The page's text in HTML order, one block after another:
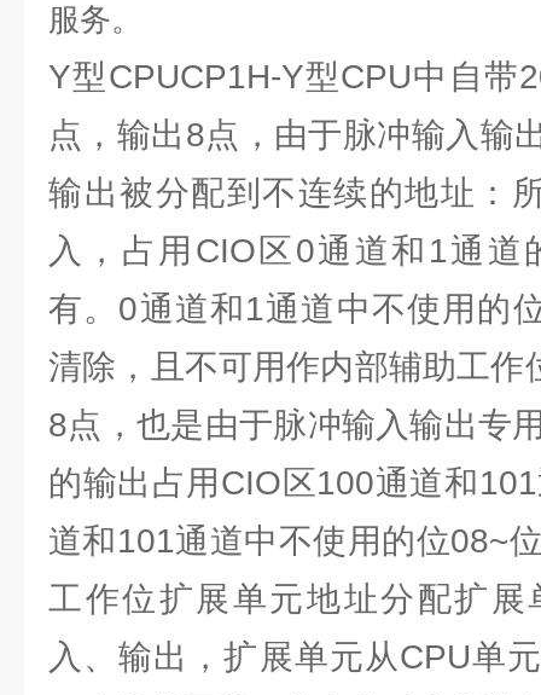
服务。
Y型CPUCP1H-Y型CPU中自带
点，输出8点，由于脉冲输入输
输出被分配到不连续的地址：
入，占用CIO区0通道和1通道
有。0通道和1通道中不使用的
清除，且不可用作内部辅助工作
8点，也是由于脉冲输入输出专
的输出占用CIO区100通道和
道和101通道中不使用的位08~
工作位扩展单元地址分配扩展
入、输出，扩展单元从CPU单